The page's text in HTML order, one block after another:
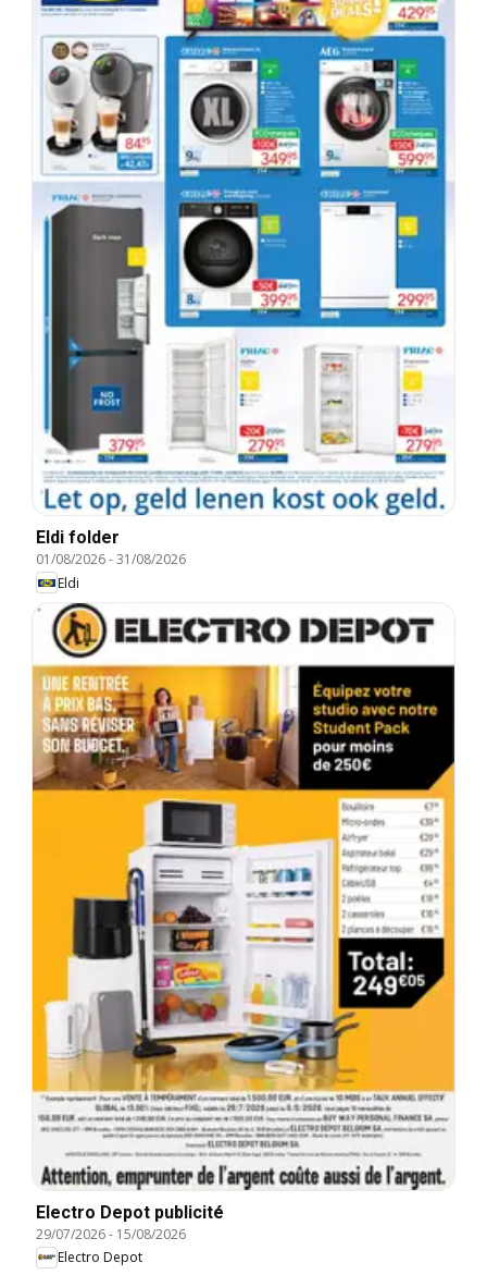
Eldi folder
01/08/2026-31/08/2026
Eldi
Electro Depot publicité
29/07/2026- 15/08/2026
Electro Depot